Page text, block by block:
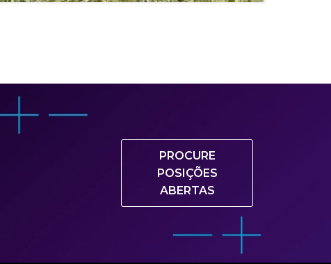
PROCURE
POSIÇÕES
ABERTAS